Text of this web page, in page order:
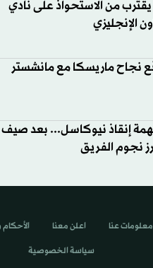
يقترب من الاستحواذ على نادي
الإنجليزي
نجاح ماريسكا مع مانشستر
إنقاذ نيوكاسل... بعد صيف
نجوم الفريق
معلومات عنا اعلن معنا
سياسة الخصوصية